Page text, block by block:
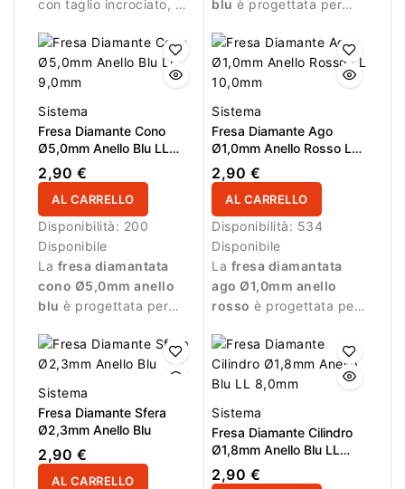
con taglio incrociato, AL
per rimozione efficace
di gel e acrilico con
controllo professionale.
blu è progettata per
durante la manicure.
Sistema
Fresa Diamante Cono
Ø5,0mm Anello Blu LL
9,0mm
2,90 €
AL CARRELLO
Disponibilità: 200
Disponibile
La fresa diamantata
cono Ø5,0mm anello
blu è progettata per
manicure professionale.
Sistema
Fresa Diamante Ago
Ø1,0mm Anello Rosso LL
10,0mm
2,90 €
AL CARRELLO
Disponibilità: 534
Disponibile
La fresa diamantata
ago Ø1,0mm anello
rosso è progettata per
precisione durante la
manicure.
Sistema
Fresa Diamante Sfera
Ø2,3mm Anello Blu
2,90 €
AL CARRELLO
Sistema
Fresa Diamante Cilindro
Ø1,8mm Anello Blu LL
8,0mm
2,90 €